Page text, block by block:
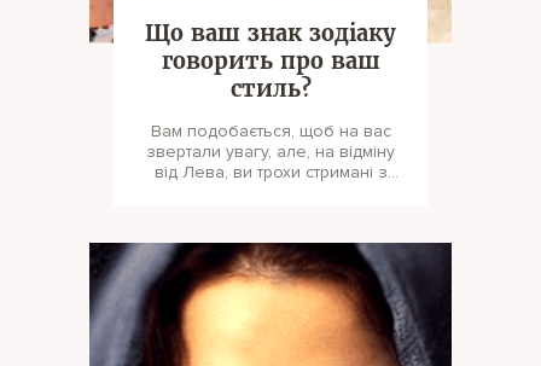
Що ваш знак зодіаку
говорить про ваш
стиль?
Вам подобається, щоб на вас
звертали увагу, але, на відміну
від Лева, ви трохи стримані з